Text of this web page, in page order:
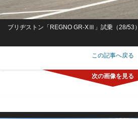
ブリヂストン「REGNO GR-XⅢ」試乗（28/53）
この記事へ戻る